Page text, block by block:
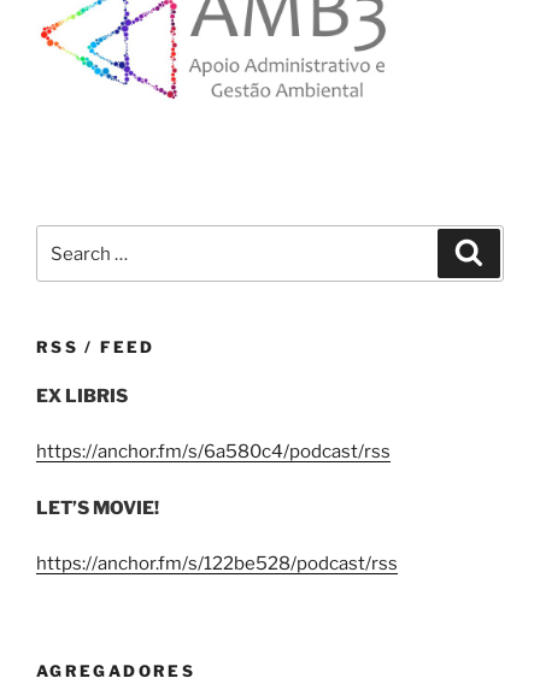
for:
RSS / FEED
EX LIBRIS
https://anchor.fm/s/6a580c4/podcast/rss
LET’S MOVIE!
https://anchor.fm/s/122be528/podcast/rss
AGREGADORES